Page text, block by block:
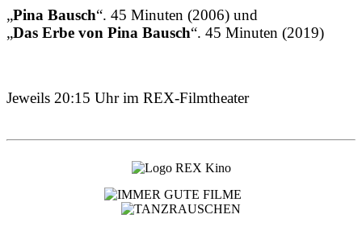
„Pina Bausch“. 45 Minuten (2006) und
„Das Erbe von Pina Bausch“. 45 Minuten (2019)
Jeweils 20:15 Uhr im REX-Filmtheater